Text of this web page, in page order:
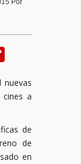
Por
cines a
de
de
en